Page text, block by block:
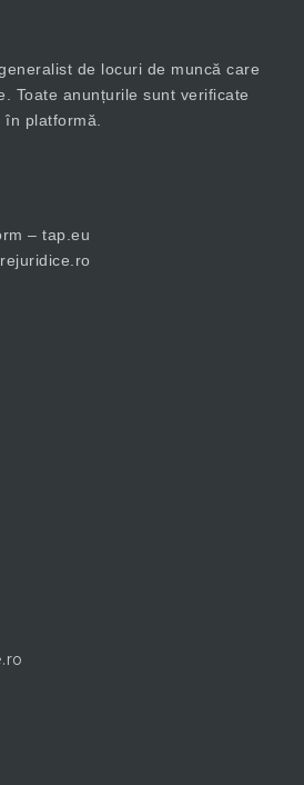
de locuri de muncă care
Toate anunțurile sunt verificate
platformă.
– tap.eu